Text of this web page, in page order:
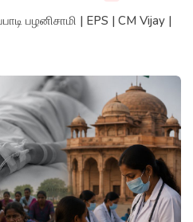
பழனிசாமி | EPS | CM Vijay |